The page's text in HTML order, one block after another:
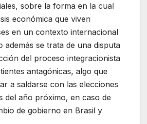
sobre la forma en la cual
económica que viven
en un contexto internacional
además se trata de una disputa
del proceso integracionista
antagónicas, algo que
a saldarse con las elecciones
del año próximo, en caso de
de gobierno en Brasil y